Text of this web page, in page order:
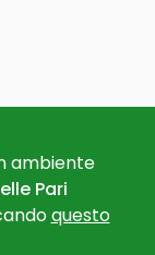
ambiente
Pari
questo